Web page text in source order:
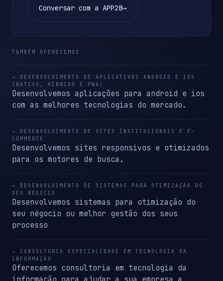
Conversar com a APP2B→
TAMBÉM OFERECEMOS
→ DESENVOLVIMENTO DE APLICATIVOS ANDROID E IOS
(NATIVO, HÍBRIDO E PWA)
Desenvolvemos aplicações para android e ios
com as melhores tecnologias do mercado.
→ DESENVOLVIMENTO DE SITES INSTITUCIONAIS E E-
COMMERCE
Desenvolvemos sites responsivos e otimizados
para os motores de busca.
→ DESENVOLVIMENTO DE SISTEMAS PARA OTIMIZAÇÃO DO
SEU NÉGOCIO
Desenvolvemos sistemas para otimização do
seu négocio ou melhor gestão dos seus
processo
→ CONSULTORIA ESPECIALIDADE EM TECNOLOGIA DA
INFORMAÇÃO
Oferecemos consultoria em tecnologia da